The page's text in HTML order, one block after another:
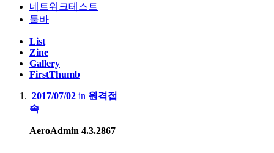
네트워크테스트
툴바
List
Zine
Gallery
FirstThumb
2017/07/02 in 원격접
속
AeroAdmin 4.3.2867